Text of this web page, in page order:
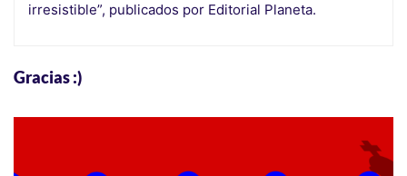
irresistible”, publicados por Editorial Planeta.
Gracias :)